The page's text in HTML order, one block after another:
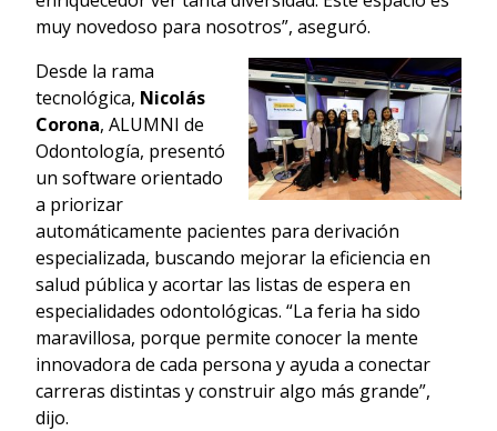
muy novedoso para nosotros”, aseguró.
Desde la rama
tecnológica, Nicolás
Corona, ALUMNI de
Odontología, presentó
un software orientado
a priorizar
automáticamente pacientes para derivación
especializada, buscando mejorar la eficiencia en
salud pública y acortar las listas de espera en
especialidades odontológicas. “La feria ha sido
maravillosa, porque permite conocer la mente
innovadora de cada persona y ayuda a conectar
carreras distintas y construir algo más grande”,
dijo.